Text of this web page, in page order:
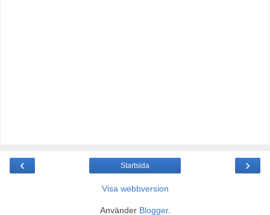
‹ ›
Startsida
Visa webbversion
Använder Blogger.